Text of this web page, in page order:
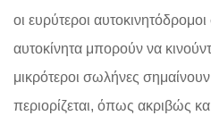
οι ευρύτεροι
αυτοκίνητα μπορούν να
μικρότεροι σωλήνες
περιορίζεται, όπως ακριβώς